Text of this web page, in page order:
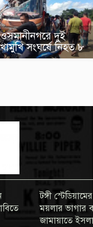
দুই
সংঘর্ষে নিহত ৮
টঙ্গী
ময়লার ভাগার
জামায়াতে